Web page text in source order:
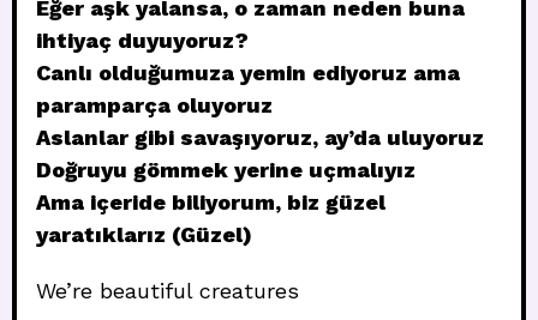
Eğer aşk yalansa, o zaman neden buna
ihtiyaç duyuyoruz?
Canlı olduğumuza yemin ediyoruz ama
paramparça oluyoruz
Aslanlar gibi savaşıyoruz, ay’da uluyoruz
Doğruyu gömmek yerine uçmalıyız
Ama içeride biliyorum, biz güzel
yaratıklarız (Güzel)
We’re beautiful creatures